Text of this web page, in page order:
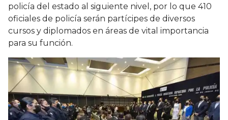
policía del estado al siguiente nivel, por lo que 410
oficiales de policía serán partícipes de diversos
cursos y diplomados en áreas de vital importancia
para su función.